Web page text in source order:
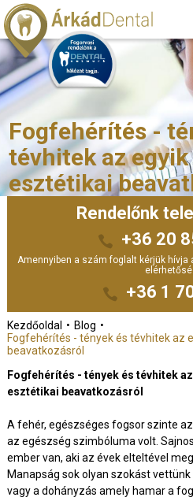
Fogfehérítés -
tévhitek az
esztétikai
Rendelőnk
+36 20
Amennyiben a szám foglalt kérjük hívja
+36 1
Kezdőoldal
Blog
Fogfehérítés - tények és tévhitek az
beavatkozásról
Fogfehérítés - tények és tévhitek
esztétikai beavatkozásról
A fehér, egészséges fogsor szinte
az egészség szimbóluma volt.
ember van, aki az évek elteltével
Manapság sok olyan szokást
vagy a dohányzás amely hamar a